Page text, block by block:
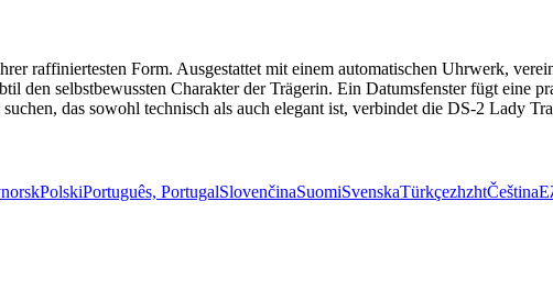
raffiniertesten Form. Ausgestattet mit einem automatischen Uhrwerk,
den selbstbewussten Charakter der Trägerin. Ein Datumsfenster fügt eine
das sowohl technisch als auch elegant ist, verbindet die DS-2 Lady
PolskiPortuguês, PortugalSlovenčinaSuomiSvenskaTürkçezhzhtČeština